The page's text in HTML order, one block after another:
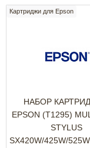
Картриджи для Epson
НАБОР
EPSON (T1295)
STYLUS
SX420W/425W/